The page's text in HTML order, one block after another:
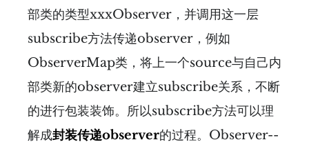
部类的类型xxxObserver，并调用这一层
subscribe方法传递observer，例如
ObserverMap类，将上一个source与自己内
部类新的observer建立subscribe关系，不断
的进行包装装饰。所以subscribe方法可以理
解成封装传递observer的过程。Observer--